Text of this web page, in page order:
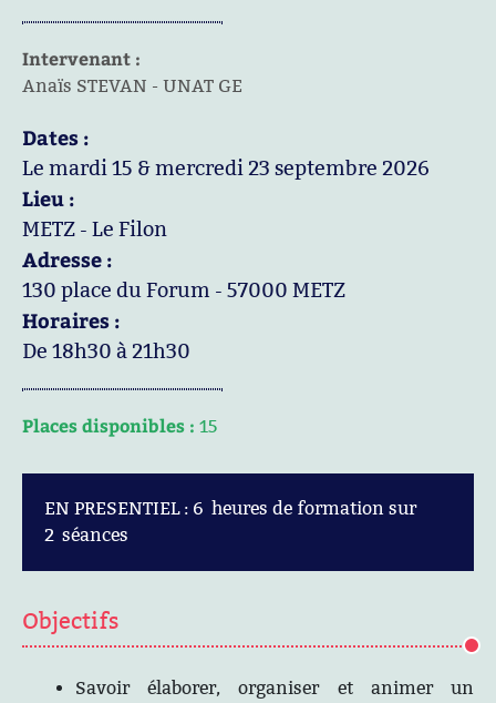
Intervenant :
Anaïs STEVAN - UNAT GE
Dates :
Le mardi 15 & mercredi 23 septembre 2026
Lieu :
METZ - Le Filon
Adresse :
130 place du Forum - 57000 METZ
Horaires :
De 18h30 à 21h30
Places disponibles : 15
EN PRESENTIEL : 6 heures de formation sur
2 séances
Objectifs
Savoir élaborer, organiser et animer un